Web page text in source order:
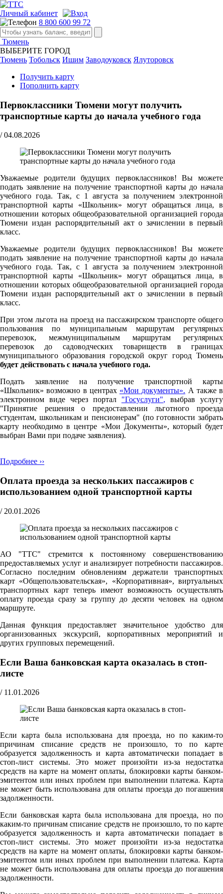
Личный кабинет
8 800 600 99 72
Тюмень
ВЫБЕРИТЕ ГОРОД
Тюмень Тобольск Ишим Заводоуковск Ялуторовск
Получить карту
Пополнить карту
Первоклассники Тюмени могут получить
транспортные карты до начала учебного года
/ 04.08.2026
Уважаемые родители будущих первоклассников! Вы можете
подать заявление на получение транспортной карты до начала
учебного года. Так, с 1 августа за получением электронной
транспортной карты «Школьник» могут обращаться лица, в
отношении которых общеобразовательной организацией города
Тюмени издан распорядительный акт о зачислении в первый
класс.
Уважаемые родители будущих первоклассников! Вы можете
подать заявление на получение транспортной карты до начала
учебного года. Так, с 1 августа за получением электронной
транспортной карты «Школьник» могут обращаться лица, в
отношении которых общеобразовательной организацией города
Тюмени издан распорядительный акт о зачислении в первый
класс.
При этом льгота на проезд на пассажирском транспорте общего
пользования по муниципальным маршрутам регулярных
перевозок, межмуниципальным маршрутам регулярных
перевозок до садоводческих товариществ в границах
муниципального образования городской округ город Тюмень
будет действовать с начала учебного года.
Подать заявление на получение транспортной карты
«Школьник» возможно в центрах «Мои документы». А также в
электронном виде через портал "Госуслуги", выбрав услугу
"Принятие решения о предоставлении льготного проезда
студентам, школьникам и пенсионерам" (по готовности забрать
карту необходимо в центре «Мои Документы», который будет
выбран Вами при подаче заявления).
Подробнее ››
Оплата проезда за нескольких пассажиров с
использованием одной транспортной карты
/ 20.01.2026
АО "ТТС" стремится к постоянному совершенствованию
предоставляемых услуг и анализирует потребности пассажиров.
Согласно последним обновлениям держатели транспортных
карт «Общепользовательская», «Корпоративная», виртуальных
транспортных карт теперь имеют возможность осуществлять
оплату проезда сразу за группу до десяти человек на одном
маршруте.
Данная функция предоставляет значительное удобство для
организованных экскурсий, корпоративных мероприятий и
других групповых перемещений.
Если Ваша банковская карта оказалась в стоп-
листе
/ 11.01.2026
Если карта была использована для проезда, но по каким-то
причинам списание средств не произошло, то по карте
образуется задолженность и карта автоматически попадает в
стоп-лист системы. Это может произойти из-за недостатка
средств на карте на момент оплаты, блокировки карты банком-
эмитентом или иных проблем при выполнении платежа. Карта
не может быть использована для оплаты проезда до погашения
задолженности.
Если банковская карта была использована для проезда, но по
каким-то причинам списание средств не произошло, то по карте
образуется задолженность и карта автоматически попадает в
стоп-лист системы. Это может произойти из-за недостатка
средств на карте на момент оплаты, блокировки карты банком-
эмитентом или иных проблем при выполнении платежа. Карта
не может быть использована для оплаты проезда до погашения
задолженности.